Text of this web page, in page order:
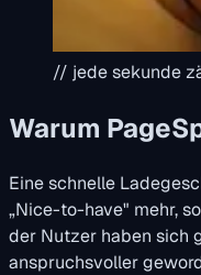
// jede sekunde
Warum
Eine schnelle
„Nice-to-have" mehr,
der Nutzer haben sich
anspruchsvoller